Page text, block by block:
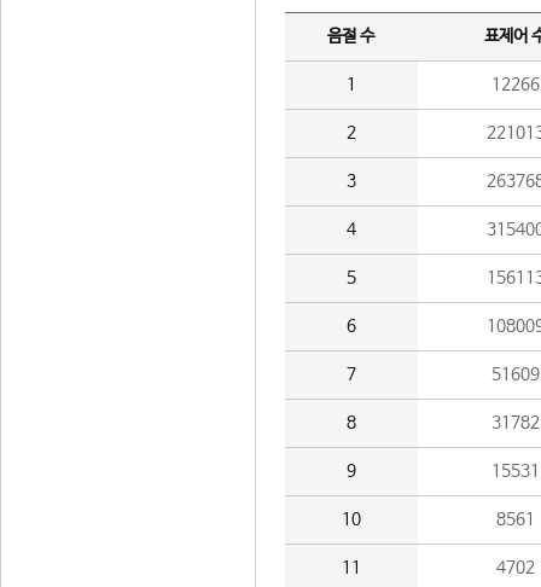
음절 수 표제어
1 12266
2
3
4
5
6
7 51609
8 31782
9 15531
10 8561
11 4702